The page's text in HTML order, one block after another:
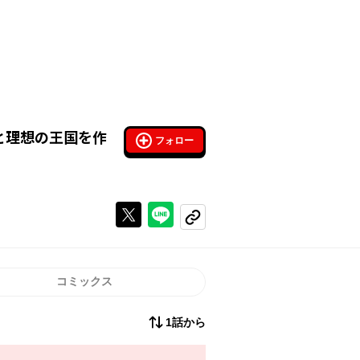
想の王国を作
フォロー
Xで投稿するラインでシェアする
コピーする
コミックス
1話から